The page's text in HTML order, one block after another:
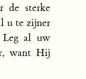
de sterke
u te zijner
Leg al uw
want Hij